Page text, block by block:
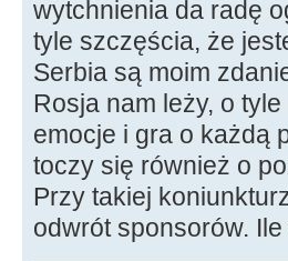
wytchnienia da radę
tyle szczęścia, że
Serbia są moim
Rosja nam leży, o
emocje i gra o każdą
toczy się również o
Przy takiej
odwrót sponsorów.